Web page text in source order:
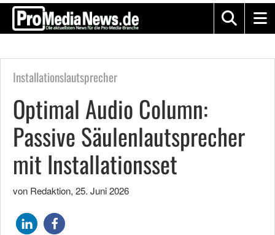
Installationslautsprecher
Optimal Audio Column:
Passive Säulenlautsprecher
mit Installationsset
von Redaktion, 25. Juni 2026